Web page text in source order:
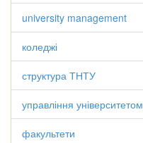
university management
коледжі
структура ТНТУ
управління університетом
факультети